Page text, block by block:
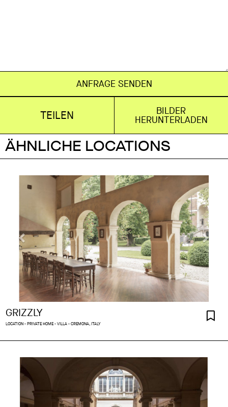
ANFRAGE SENDEN
TEILEN BILDER
HERUNTERLADEN
ÄHNLICHE LOCATIONS
GRIZZLY
LOCATION - PRIVATE HOME - VILLA - CREMONA, ITALY